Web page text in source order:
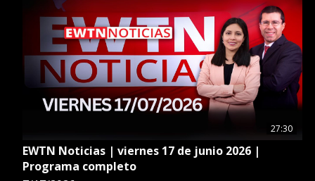
27:30
EWTN Noticias | viernes 17 de junio 2026 |
Programa completo